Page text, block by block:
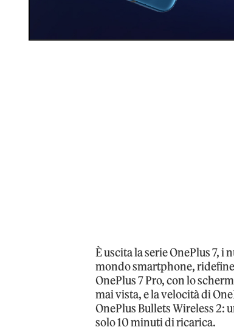
È uscita la serie OnePlus 7,
mondo smartphone,
OnePlus 7 Pro, con lo
mai vista, e la velocità di
OnePlus Bullets Wireless 2:
solo 10 minuti di ricarica.